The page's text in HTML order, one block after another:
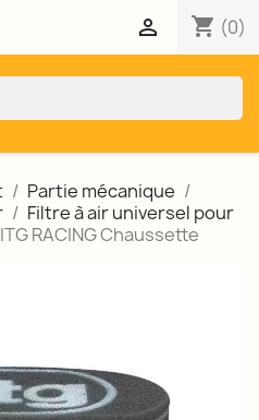
shopping_cart (0)

Partie mécanique
Filtre à air universel pour
RACING Chaussette